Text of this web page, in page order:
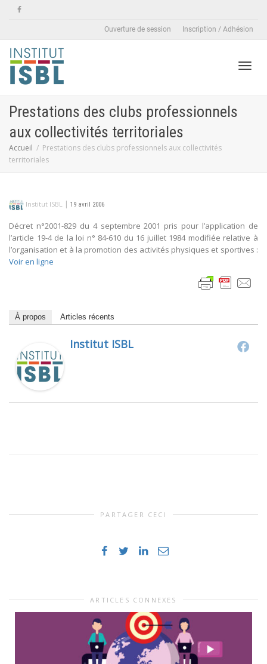
Ouverture de session Inscription / Adhésion
Prestations des clubs professionnels
aux collectivités territoriales
Accueil
Prestations des clubs professionnels aux collectivités
territoriales
Institut ISBL | 19 avril 2006
Décret n°2001-829 du 4 septembre 2001 pris pour l’application de
l’article 19-4 de la loi n° 84-610 du 16 juillet 1984 modifiée relative à
l’organisation et à la promotion des activités physiques et sportives :
Voir en ligne
À propos Articles récents
Institut ISBL
PARTAGER CECI
ARTICLES CONNEXES